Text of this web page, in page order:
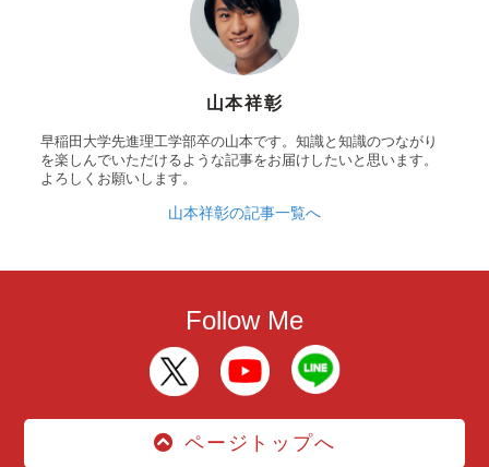
山本祥彰
早稲田大学先進理工学部卒の山本です。知識と知識のつながり
を楽しんでいただけるような記事をお届けしたいと思います。
よろしくお願いします。
山本祥彰の記事一覧へ
Follow Me
ページトップへ